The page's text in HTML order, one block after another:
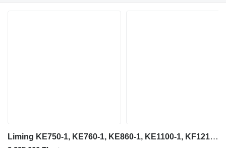
Liming KE750-1, KE760-1, KE860-1, KE1100-1, KF1214-1, KF1315-1, KF1415-